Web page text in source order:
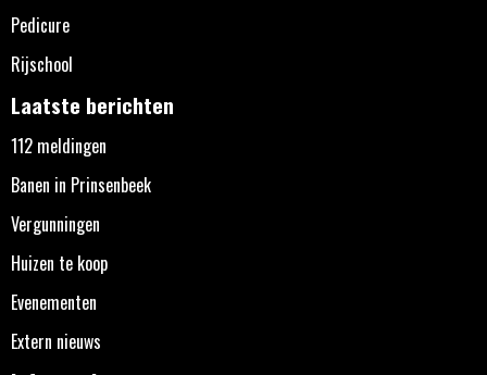
Pedicure
Rijschool
Laatste berichten
112 meldingen
Banen in Prinsenbeek
Vergunningen
Huizen te koop
Evenementen
Extern nieuws